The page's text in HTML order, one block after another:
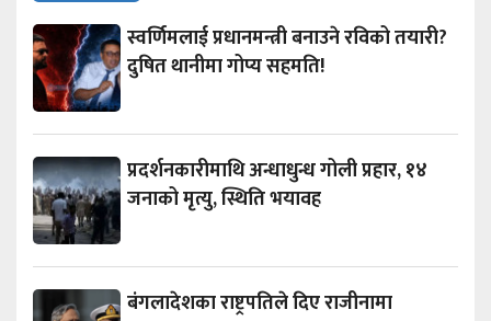
स्वर्णिमलाई प्रधानमन्त्री बनाउने रविको तयारी?
दुषित थानीमा गोप्य सहमति!
प्रदर्शनकारीमाथि अन्धाधुन्ध गोली प्रहार, १४
जनाको मृत्यु, स्थिति भयावह
बंगलादेशका राष्ट्रपतिले दिए राजीनामा